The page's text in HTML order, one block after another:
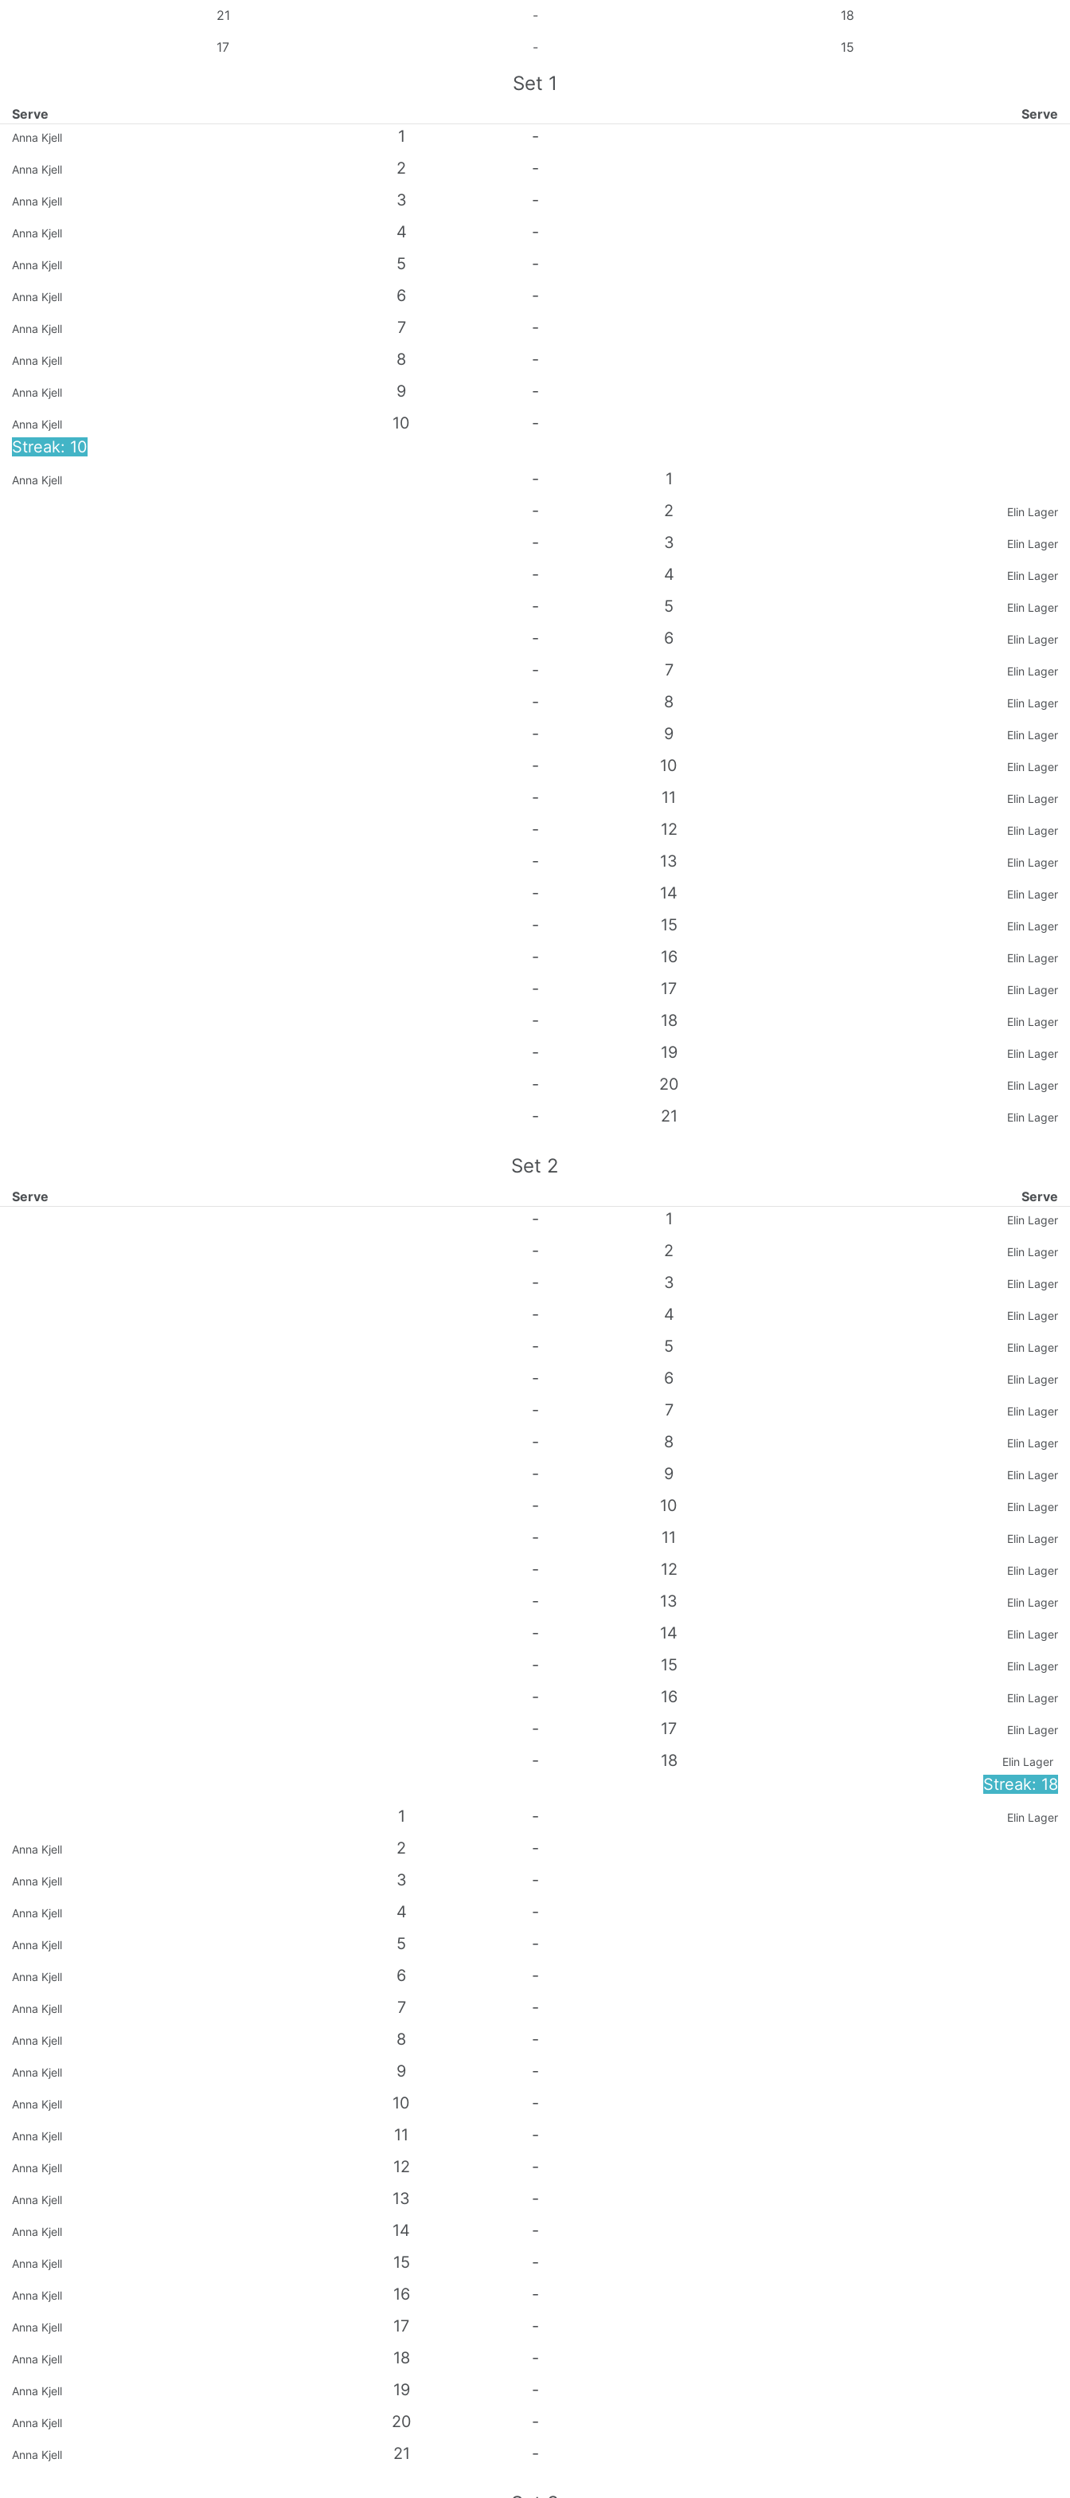
21 -
18
17
- 15
Set 1
Serve Serve
Anna Kjell 1 -
Anna Kjell 2 -
Anna Kjell 3 -
Anna Kjell 4 -
Anna Kjell 5 -
Anna Kjell 6 -
Anna Kjell 7 -
Anna Kjell 8 -
Anna Kjell 9 -
Anna Kjell
Streak: 10
10 -
Anna Kjell -
1
-
2 Elin Lager
- 3 Elin Lager
- 4 Elin Lager
- 5 Elin Lager
- 6 Elin Lager
- 7 Elin Lager
- 8 Elin Lager
- 9 Elin Lager
- 10 Elin Lager
- 11 Elin Lager
- 12 Elin Lager
- 13 Elin Lager
- 14 Elin Lager
- 15 Elin Lager
- 16 Elin Lager
- 17 Elin Lager
- 18 Elin Lager
- 19 Elin Lager
- 20 Elin Lager
- 21 Elin Lager
Set 2
Serve Serve
- 1 Elin Lager
- 2 Elin Lager
- 3 Elin Lager
- 4 Elin Lager
- 5 Elin Lager
- 6 Elin Lager
- 7 Elin Lager
- 8 Elin Lager
- 9 Elin Lager
- 10 Elin Lager
- 11 Elin Lager
- 12 Elin Lager
- 13 Elin Lager
- 14 Elin Lager
- 15 Elin Lager
- 16 Elin Lager
- 17 Elin Lager
- 18 Elin Lager
Streak: 18
1
- Elin Lager
Anna Kjell 2 -
Anna Kjell 3 -
Anna Kjell 4 -
Anna Kjell 5 -
Anna Kjell 6 -
Anna Kjell 7 -
Anna Kjell 8 -
Anna Kjell 9 -
Anna Kjell 10 -
Anna Kjell 11 -
Anna Kjell 12 -
Anna Kjell 13 -
Anna Kjell 14 -
Anna Kjell 15 -
Anna Kjell 16 -
Anna Kjell 17 -
Anna Kjell 18 -
Anna Kjell 19 -
Anna Kjell 20 -
Anna Kjell 21 -